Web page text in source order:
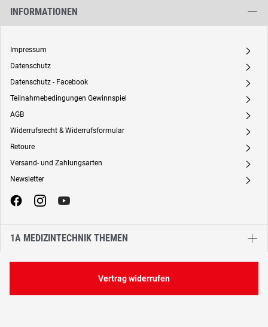
INFORMATIONEN
Impressum A
Datenschutz A
Datenschutz - Facebook A
Teilnahmebedingungen Gewinnspiel A
AGB A
Widerrufsrecht & Widerrufsformular A
Retoure A
Versand- und Zahlungsarten A
Newsletter A
1A MEDIZINTECHNIK THEMEN
Vertrag widerrufen